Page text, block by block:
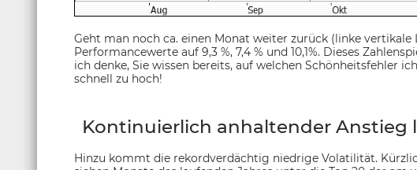
Geht man noch ca. einen Monat weiter zurück (linke vertikale
Performancewerte auf 9,3 %, 7,4 % und 10,1%. Dieses
ich denke, Sie wissen bereits, auf welchen Schönheitsfehler
schnell zu hoch!
Kontinuierlich anhaltender Anstieg
Hinzu kommt die rekordverdächtig niedrige Volatilität.